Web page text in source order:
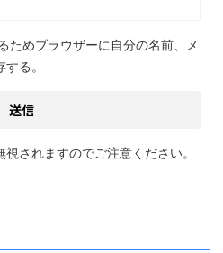
ためブラウザーに自分の名前、メ
る。
されますのでご注意ください。